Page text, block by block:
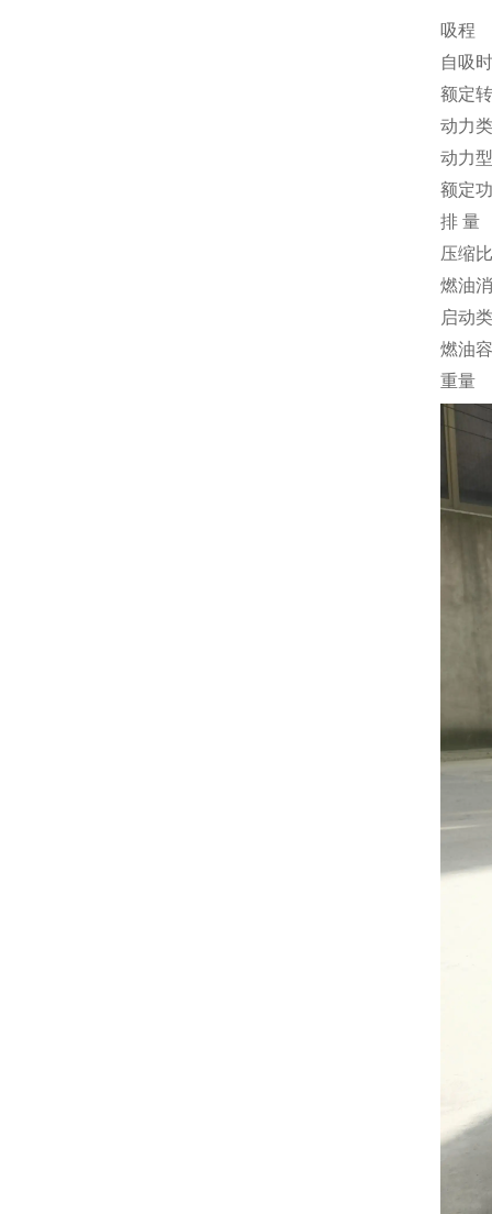
吸程
自吸
额定
动力
动力
额定
排 量
压缩比
燃油
启动
燃油
重量